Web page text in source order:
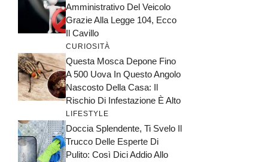
Amministrativo Del Veicolo
Grazie Alla Legge 104, Ecco
Il Cavillo
CURIOSITÀ
Questa Mosca Depone Fino
A 500 Uova In Questo Angolo
Nascosto Della Casa: Il
Rischio Di Infestazione È Alto
LIFESTYLE
Doccia Splendente, Ti Svelo Il
Trucco Delle Esperte Di
Pulito: Così Dici Addio Allo